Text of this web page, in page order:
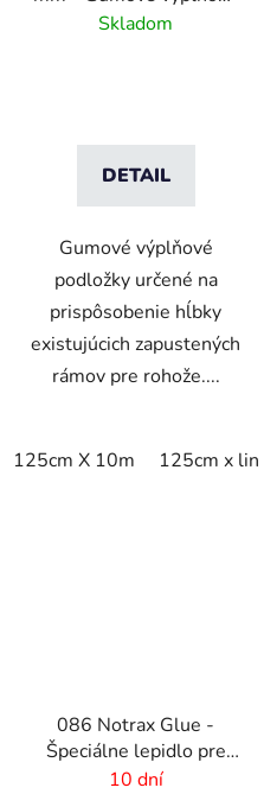
podložky
Skladom
DETAIL
Gumové výplňové
podložky určené na
prispôsobenie hĺbky
existujúcich zapustených
rámov pre rohože....
125cm X 10m 125cm x linm
086 Notrax Glue -
Špeciálne lepidlo pre
rohožové systémy
10 dní